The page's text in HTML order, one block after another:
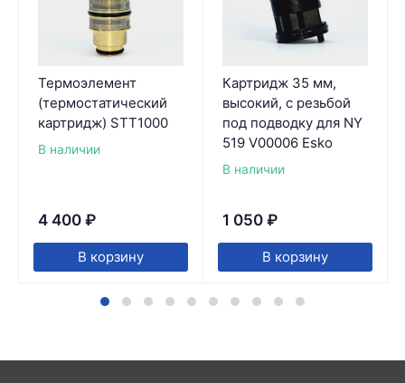
Термоэлемент
(термостатический
картридж) STT1000
В наличии
4 400 ₽
В корзину
Картридж 35 мм,
высокий, с резьбой
под подводку для NY
519 V00006 Esko
В наличии
1 050 ₽
В корзину